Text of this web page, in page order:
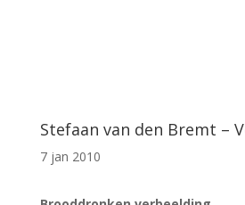
Stefaan van den Bremt –
7 jan 2010